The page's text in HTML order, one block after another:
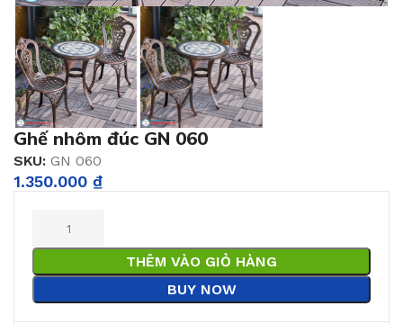
Ghế nhôm đúc GN 060
SKU: GN 060
1.350.000 ₫
THÊM VÀO GIỎ HÀNG
BUY NOW